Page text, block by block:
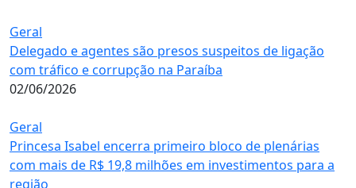
Geral
Delegado e agentes são presos suspeitos de ligação
com tráfico e corrupção na Paraíba
02/06/2026
Geral
Princesa Isabel encerra primeiro bloco de plenárias
com mais de R$ 19,8 milhões em investimentos para a
região